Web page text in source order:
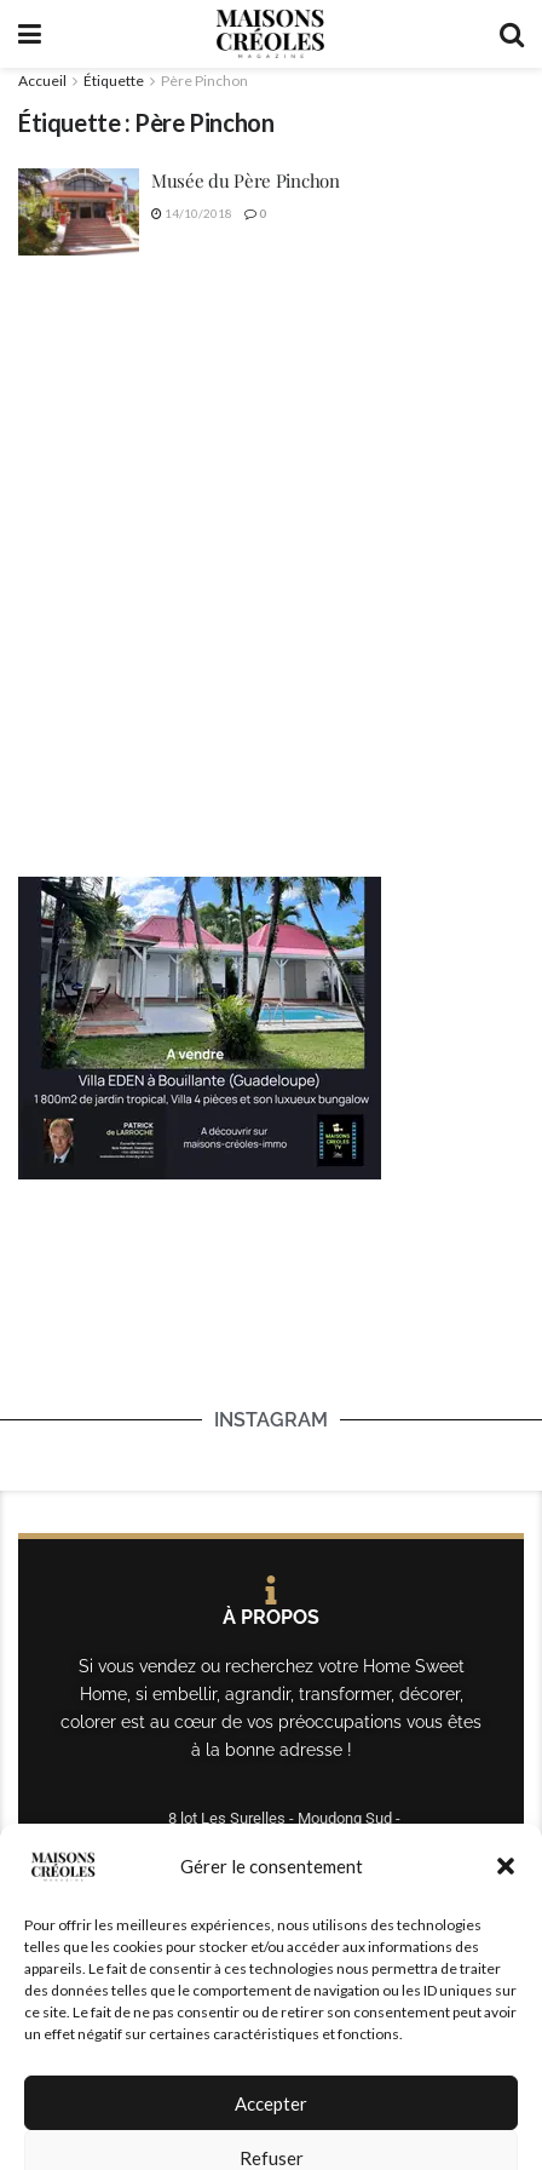
Gérer le consentement
Pour offrir les meilleures expériences, nous utilisons des technologies
telles que les cookies pour stocker et/ou accéder aux informations des
appareils. Le fait de consentir à ces technologies nous permettra de traiter
des données telles que le comportement de navigation ou les ID uniques sur
ce site. Le fait de ne pas consentir ou de retirer son consentement peut avoir
un effet négatif sur certaines caractéristiques et fonctions.
Accepter
Refuser
Accueil Étiquette Père Pinchon
Étiquette : Père Pinchon
Musée du Père Pinchon
14/10/2018 0
INSTAGRAM
À PROPOS
Si vous vendez ou recherchez votre Home Sweet
Home, si embellir, agrandir, transformer, décorer,
colorer est au cœur de vos préoccupations vous êtes
à la bonne adresse !
8 lot Les Surelles - Moudong Sud -
maisonscreoles.immo@gmail.com